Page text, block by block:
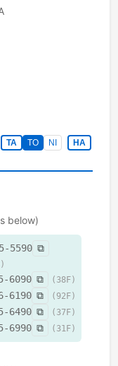
TA TO NI
HA
below)
5590 ⧉
6090 ⧉ ( 38F)
6190 ⧉ ( 92 F)
6490 ⧉ ( 37F)
6990 ⧉ ( 31F)